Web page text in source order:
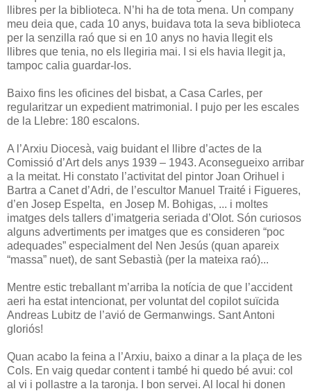
llibres per la biblioteca. N’hi ha de tota mena. Un company
meu deia que, cada 10 anys, buidava tota la seva biblioteca
per la senzilla raó que si en 10 anys no havia llegit els
llibres que tenia, no els llegiria mai. I si els havia llegit ja,
tampoc calia guardar-los.
Baixo fins les oficines del bisbat, a Casa Carles, per
regularitzar un expedient matrimonial. I pujo per les escales
de la Llebre: 180 escalons.
A l’Arxiu Diocesà, vaig buidant el llibre d’actes de la
Comissió d’Art dels anys 1939 – 1943. Aconsegueixo arribar
a la meitat. Hi constato l’activitat del pintor Joan Orihuel i
Bartra a Canet d’Adri, de l’escultor Manuel Traité i Figueres,
d’en Josep Espelta, en Josep M. Bohigas, ... i moltes
imatges dels tallers d’imatgeria seriada d’Olot. Són curiosos
alguns advertiments per imatges que es consideren “poc
adequades” especialment del Nen Jesús (quan apareix
“massa” nuet), de sant Sebastià (per la mateixa raó)...
Mentre estic treballant m’arriba la notícia de que l’accident
aeri ha estat intencionat, per voluntat del copilot suïcida
Andreas Lubitz de l’avió de Germanwings. Sant Antoni
gloriós!
Quan acabo la feina a l’Arxiu, baixo a dinar a la plaça de les
Cols. En vaig quedar content i també hi quedo bé avui: col
al vi i pollastre a la taronja. I bon servei. Al local hi donen